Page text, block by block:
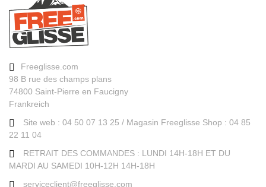
Freeglisse.com
98 B rue des champs plans
74800 Saint-Pierre en Faucigny
Frankreich
Site web : 04 50 07 13 25 / Magasin Freeglisse Shop : 04 85
22 11 04
RETRAIT DES COMMANDES : LUNDI 14H-18H ET DU
MARDI AU SAMEDI 10H-12H 14H-18H
serviceclient@freeglisse.com